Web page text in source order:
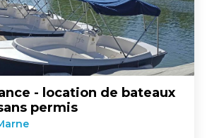
- location de bateaux
permis